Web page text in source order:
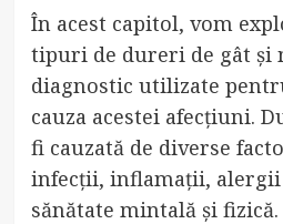
În acest capitol, vom
tipuri de dureri de gât și
diagnostic utilizate
cauza acestei afecțiuni.
fi cauzată de diverse
infecții, inflamații, alergii
sănătate mintală și